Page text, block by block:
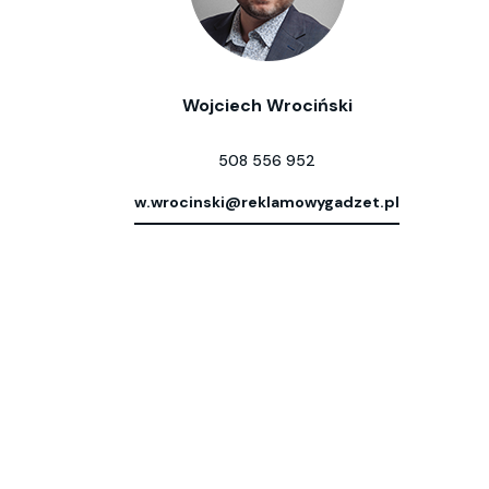
Wojciech Wrociński
508 556 952
w.wrocinski@reklamowygadzet.pl